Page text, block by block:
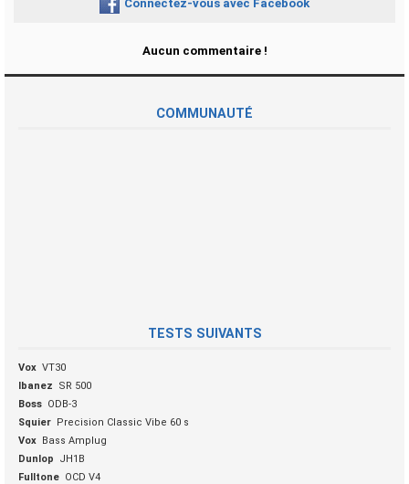
Connectez-vous avec Facebook
Aucun commentaire !
COMMUNAUTÉ
TESTS SUIVANTS
Vox VT30
Ibanez
SR 500
Boss ODB-3
Squier Precision Classic Vibe 60 s
Vox Bass Amplug
Dunlop
JH1B
Fulltone OCD V4